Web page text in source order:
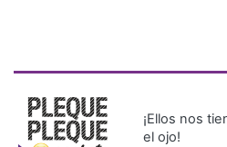
¡Ellos nos
el ojo!